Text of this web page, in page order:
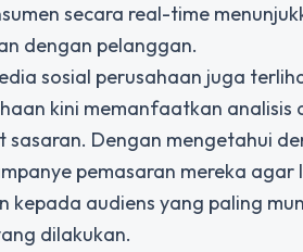
secara real-time
dengan pelanggan.
sosial perusahaan juga
kini memanfaatkan
sasaran. Dengan mengetahui
pemasaran mereka
audiens yang paling
dilakukan.